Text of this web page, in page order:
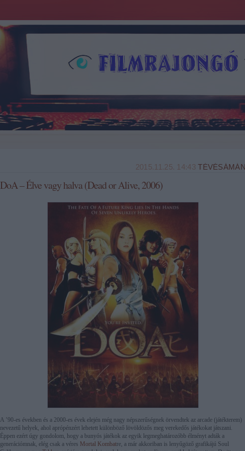
2015.11.25. 14:43TÉVÉSÁMÁN
DoA – Élve vagy halva (Dead or Alive, 2006)
A ’90-es években és a 2000-es évek elején még nagy népszerűségnek örvendtek az arcade (játékterem)
nevezetű helyek, ahol aprópénzért lehetett különböző lövöldözős meg verekedős játékokat játszani.
Éppen ezért úgy gondolom, hogy a bunyós játékok az egyik legmeghatározóbb élményt adták a
generációmnak, elég csak a véres Mortal Kombatre, a már akkoriban is lenyűgöző grafikájú Soul